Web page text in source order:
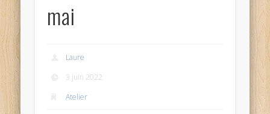
mai
Laure
3 juin 2022
Atelier